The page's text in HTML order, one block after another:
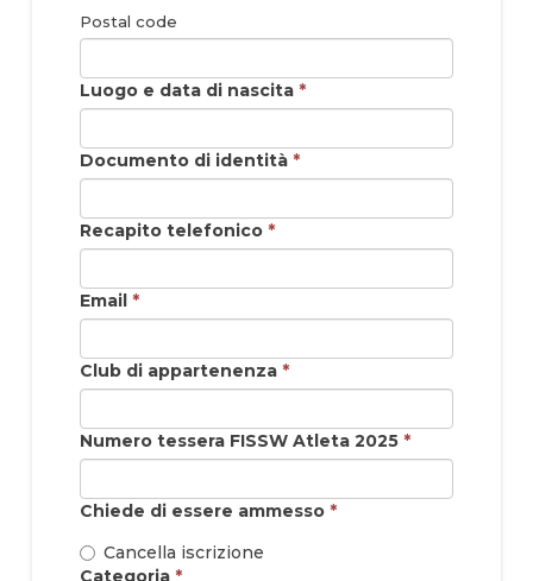
Postal code
Luogo e data di nascita *
Documento di identità *
Recapito telefonico *
Email *
Club di appartenenza *
Numero tessera FISSW Atleta 2025 *
Chiede di essere ammesso *
Cancella iscrizione
Categoria *